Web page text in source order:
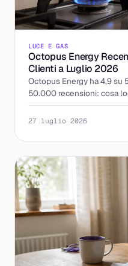
LUCE E GAS
Octopus Energy
Clienti a Luglio 2026
Octopus Energy ha 4,9 su
50.000 recensioni: cosa
come leggere le opinioni
27 luglio 2026